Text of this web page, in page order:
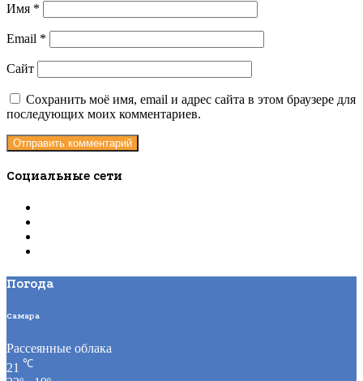
Имя *
Email *
Сайт
Сохранить моё имя, email и адрес сайта в этом браузере для
последующих моих комментариев.
Социальные сети
Погода
Самара
Рассеянные облака
21 ℃